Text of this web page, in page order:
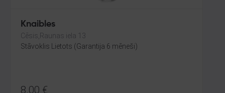
Knaibles
Cēsis,Raunas iela 13
Stāvoklis Lietots (Garantija 6 mēneši)
8.00 €